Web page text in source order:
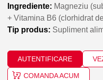
Ingrediente: Magneziu
+ Vitamina B6 (clorhidrat
Tip produs: Supliment
AUTENTIFICARE
COMANDA ACUM